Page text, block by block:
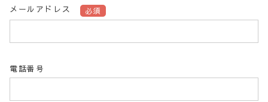
メールアドレス 必須
電話番号